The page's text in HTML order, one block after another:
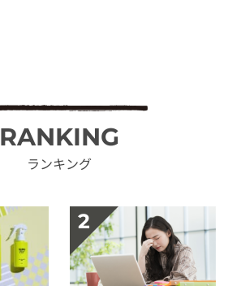
RANKING
ランキング